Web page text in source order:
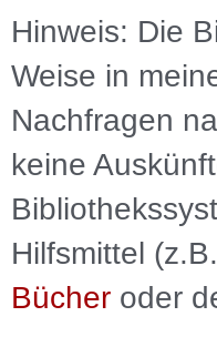
Hinweis: Die
Weise in
Nachfragen
keine
Hilfsmittel
Bücher oder